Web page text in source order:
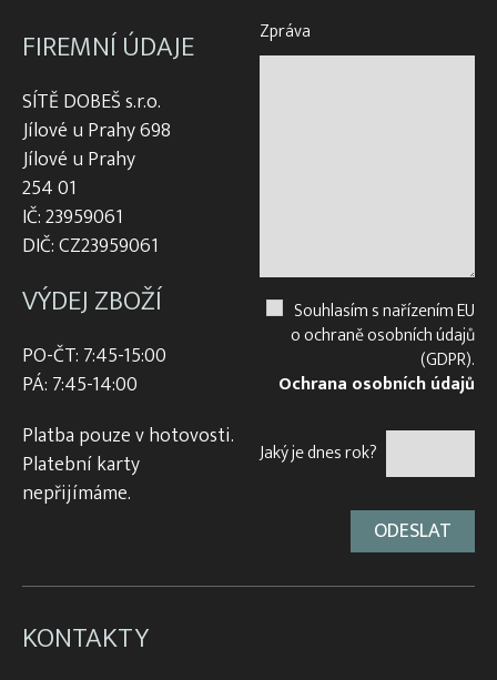
FIREMNÍ ÚDAJE
SÍTĚ DOBEŠ s.r.o.
Jílové u Prahy 698
Jílové u Prahy
254 01
IČ: 23959061
DIČ: CZ23959061
VÝDEJ ZBOŽÍ
PO-ČT: 7:45-15:00
PÁ: 7:45-14:00
Platba pouze v hotovosti.
Platební karty
nepřijímáme.
Zpráva
Souhlasím s nařízením EU
o ochraně osobních údajů
(GDPR).
Ochrana osobních údajů
Jaký je dnes rok?
KONTAKTY